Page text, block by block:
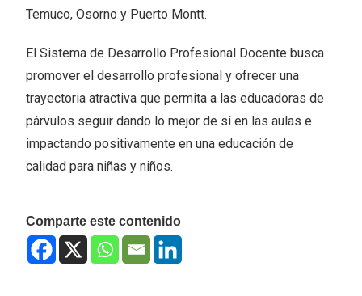
Temuco, Osorno y Puerto Montt.
El Sistema de Desarrollo Profesional Docente busca
promover el desarrollo profesional y ofrecer una
trayectoria atractiva que permita a las educadoras de
párvulos seguir dando lo mejor de sí en las aulas e
impactando positivamente en una educación de
calidad para niñas y niños.
Comparte este contenido